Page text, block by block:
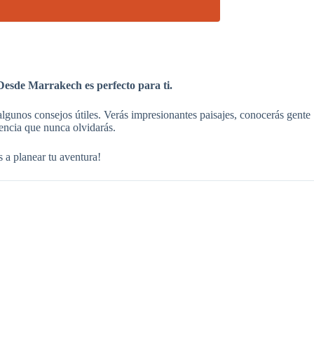
Marrakech es perfecto para ti.
consejos útiles. Verás impresionantes paisajes, conocerás gente
que nunca olvidarás.
planear tu aventura!